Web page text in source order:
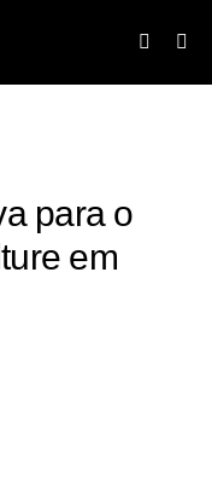
para o
em